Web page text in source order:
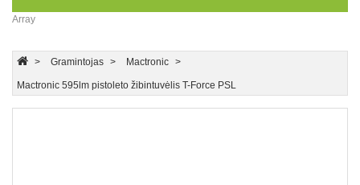
Array
Gramintojas Mactronic
Mactronic 595lm pistoleto žibintuvėlis T-Force PSL